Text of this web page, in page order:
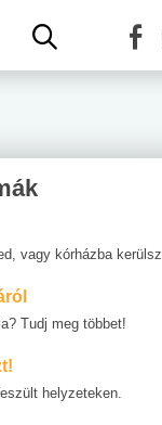
vagy kórházba kerülsz
Tudj meg többet!
helyzeteken.